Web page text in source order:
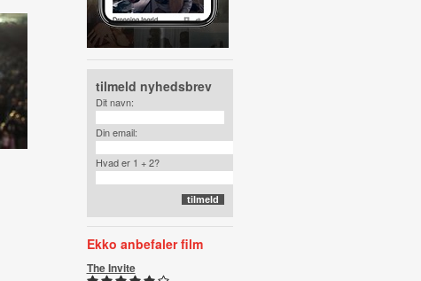
tilmeld nyhedsbrev
Dit navn:
Din email:
Hvad er 1 + 2?
Ekko anbefaler film
The Invite